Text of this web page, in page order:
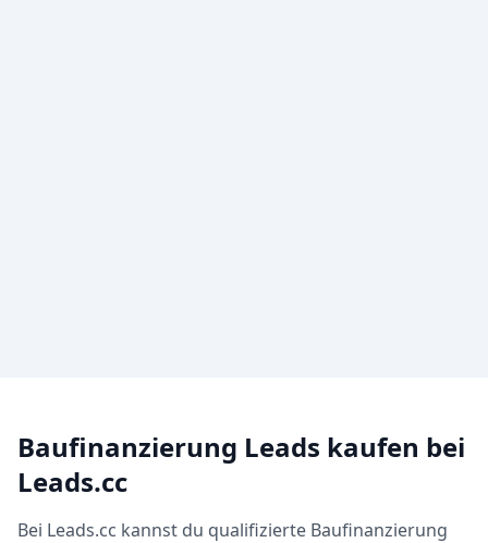
Baufinanzierung Leads kaufen bei
Leads.cc
Bei Leads.cc kannst du qualifizierte Baufinanzierung